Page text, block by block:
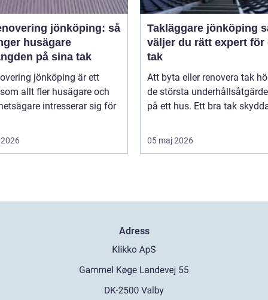
jönköping: så
husägare
på sina tak
jönköping är ett
allt fler husägare och
intresserar sig för
Takläggare jönköping så
väljer du rätt expert för
tak
Att byta eller renovera tak
de största
på ett hus. Ett bra tak
05 maj 2026
Adress